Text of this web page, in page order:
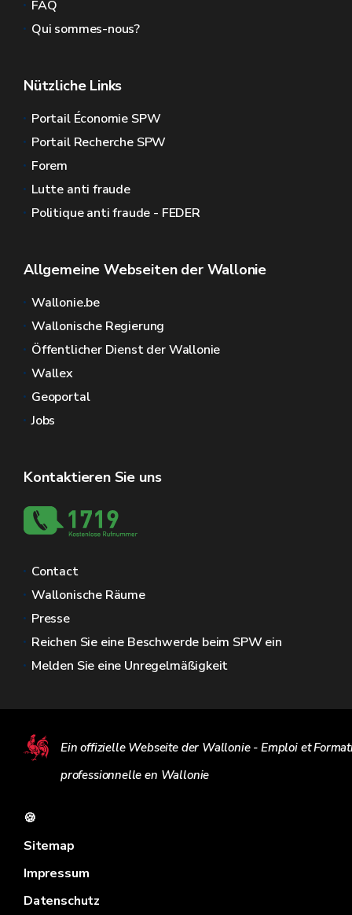
FAQ
Qui sommes-nous?
Nützliche Links
Portail Économie SPW
Portail Recherche SPW
Forem
Lutte anti fraude
Politique anti fraude - FEDER
Allgemeine Webseiten der Wallonie
Wallonie.be
Wallonische Regierung
Öffentlicher Dienst der Wallonie
Wallex
Geoportal
Jobs
Kontaktieren Sie uns
Contact
Wallonische Räume
Presse
Reichen Sie eine Beschwerde beim SPW ein
Melden Sie eine Unregelmäßigkeit
Ein offizielle Webseite der Wallonie - Emploi et
professionnelle en Wallonie
🍪
Sitemap
Impressum
Datenschutz